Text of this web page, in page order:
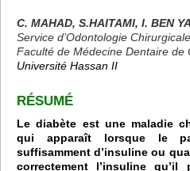
C. MAHAD, S.HAITAMI, I. BEN
Service d’Odontologie
Faculté de Médecine Dentaire de
Université Hassan II
RÉSUMÉ
Le diabète est une maladie
qui apparaît lorsque le
suffisamment d’insuline ou
correctement l’insuline